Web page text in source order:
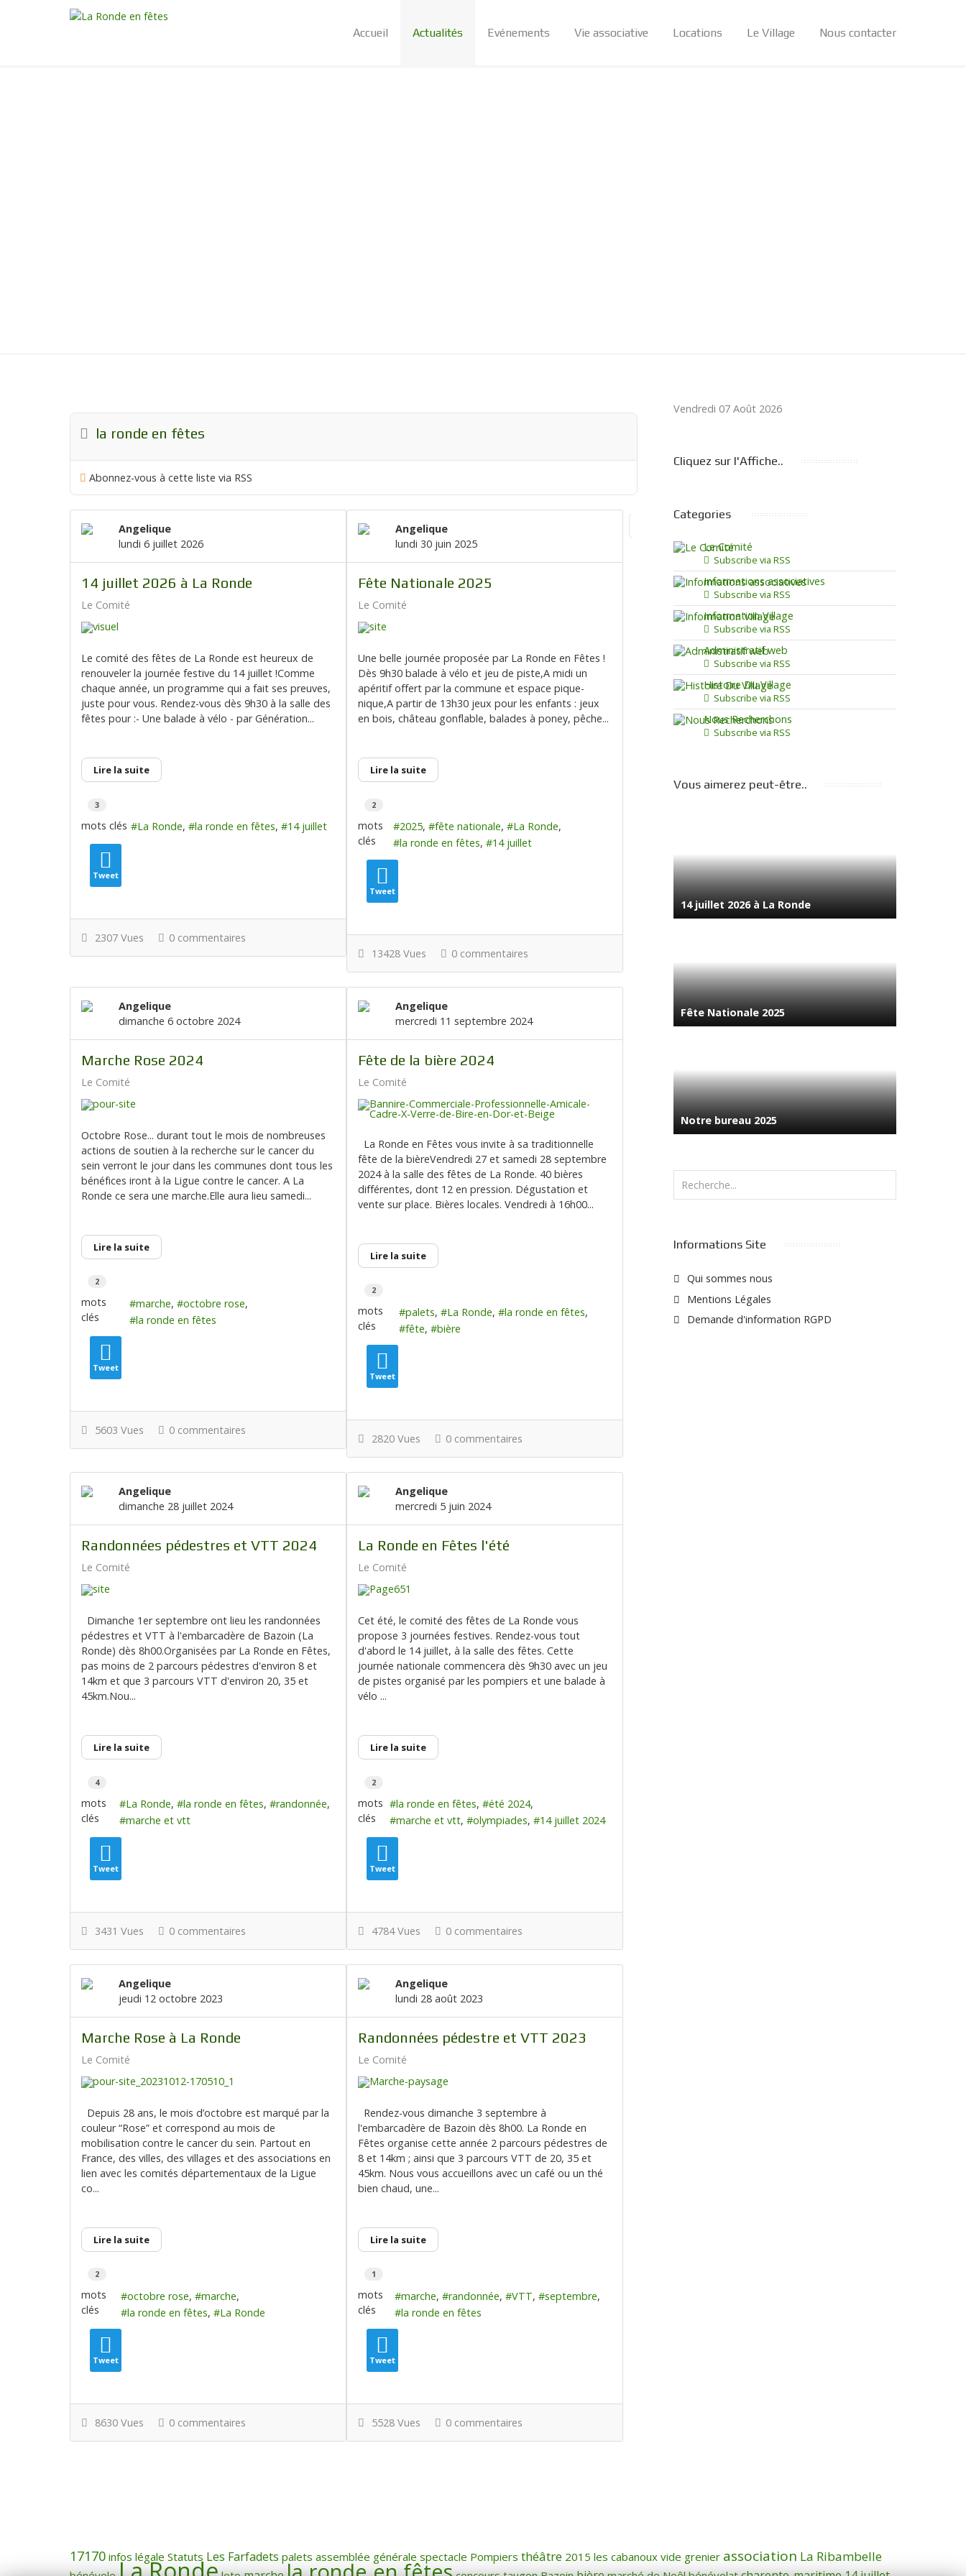
Accueil Actualités Evénements Vie associative Locations Le Village Nous contacter
la ronde en fêtes
Abonnez-vous à cette liste via RSS
Angelique
lundi 6 juillet 2026
14 juillet 2026 à La Ronde
Le Comité
Le comité des fêtes de La Ronde est heureux de
renouveler la journée festive du 14 juillet !Comme
chaque année, un programme qui a fait ses preuves,
juste pour vous. Rendez-vous dès 9h30 à la salle des
fêtes pour :- Une balade à vélo - par Génération...
Lire la suite
3
mots clés La Ronde la ronde en fêtes 14 juillet
Tweet
2307 Vues 0 commentaires
Angelique
lundi 30 juin 2025
Fête Nationale 2025
Le Comité
Une belle journée proposée par La Ronde en Fêtes !
Dès 9h30 balade à vélo et jeu de piste,A midi un
apéritif offert par la commune et espace pique-
nique,A partir de 13h30 jeux pour les enfants : jeux
en bois, château gonflable, balades à poney, pêche...
Lire la suite
2
mots
clés
2025 fête nationale
La Ronde
la ronde en fêtes
14 juillet
Tweet
13428 Vues 0 commentaires
Angelique
dimanche 6 octobre 2024
Marche Rose 2024
Le Comité
Octobre Rose... durant tout le mois de nombreuses
actions de soutien à la recherche sur le cancer du
sein verront le jour dans les communes dont tous les
bénéfices iront à la Ligue contre le cancer. A La
Ronde ce sera une marche.Elle aura lieu samedi...
Lire la suite
2
mots
clés
marche
octobre rose
la ronde en fêtes
Tweet
5603 Vues 0 commentaires
Angelique
mercredi 11 septembre 2024
Fête de la bière 2024
Le Comité
La Ronde en Fêtes vous invite à sa traditionnelle
fête de la bièreVendredi 27 et samedi 28 septembre
2024 à la salle des fêtes de La Ronde. 40 bières
différentes, dont 12 en pression. Dégustation et
vente sur place. Bières locales. Vendredi à 16h00...
Lire la suite
2
mots
clés
palets La Ronde
la ronde en fêtes
fête
bière
Tweet
2820 Vues 0 commentaires
Angelique
dimanche 28 juillet 2024
Randonnées pédestres et VTT 2024
Le Comité
Dimanche 1er septembre ont lieu les randonnées
pédestres et VTT à l'embarcadère de Bazoin (La
Ronde) dès 8h00.Organisées par La Ronde en Fêtes,
pas moins de 2 parcours pédestres d'environ 8 et
14km et que 3 parcours VTT d'environ 20, 35 et
45km.Nou...
Lire la suite
4
mots
clés
La Ronde la ronde en fêtes
randonnée
marche et vtt
Tweet
3431 Vues 0 commentaires
Angelique
mercredi 5 juin 2024
La Ronde en Fêtes l'été
Le Comité
Cet été, le comité des fêtes de La Ronde vous
propose 3 journées festives. Rendez-vous tout
d'abord le 14 juillet, à la salle des fêtes. Cette
journée nationale commencera dès 9h30 avec un jeu
de pistes organisé par les pompiers et une balade à
vélo ...
Lire la suite
2
mots
clés
la ronde en fêtes
été 2024
marche et vtt
olympiades 14 juillet 2024
Tweet
4784 Vues 0 commentaires
Angelique
jeudi 12 octobre 2023
Marche Rose à La Ronde
Le Comité
Depuis 28 ans, le mois d’octobre est marqué par la
couleur “Rose” et correspond au mois de
mobilisation contre le cancer du sein. Partout en
France, des villes, des villages et des associations en
lien avec les comités départementaux de la Ligue
co...
Lire la suite
2
mots
clés
octobre rose
marche
la ronde en fêtes
La Ronde
Tweet
8630 Vues 0 commentaires
Angelique
lundi 28 août 2023
Randonnées pédestre et VTT 2023
Le Comité
Rendez-vous dimanche 3 septembre à
l'embarcadère de Bazoin dès 8h00. La Ronde en
Fêtes organise cette année 2 parcours pédestres de
8 et 14km ; ainsi que 3 parcours VTT de 20, 35 et
45km. Nous vous accueillons avec un café ou un thé
bien chaud, une...
Lire la suite
1
mots
clés
marche randonnée VTT
septembre
la ronde en fêtes
Tweet
5528 Vues 0 commentaires
Vendredi 07 Août 2026
Cliquez sur l'Affiche..
Categories
Le Comité
Subscribe via RSS
Informations associatives
Subscribe via RSS
Information Village
Subscribe via RSS
Administratif web
Subscribe via RSS
Histoire Du Village
Subscribe via RSS
Nous Recherchons
Subscribe via RSS
Vous aimerez peut-être..
14 juillet 2026 à La Ronde
Fête Nationale 2025
Notre bureau 2025
Rechercher
Informations Site
Qui sommes nous
Mentions Légales
Demande d'information RGPD
17170 infos légale Statuts Les Farfadets palets assemblée générale spectacle Pompiers théâtre 2015 les cabanoux vide grenier association La Ribambelle